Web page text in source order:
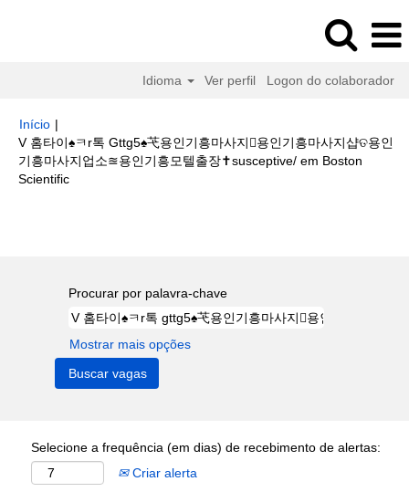
Idioma Ver perfil Logon do colaborador
Início |
V 홈타이♠ㅋr톡 Gttg5♠芅용인기흥마사지용인기흥마사지샵ତ용인
기흥마사지업소≊용인기흥모텔출장✝susceptive/ em Boston
Scientific(página
Procurar por palavra-chave
Mostrar mais opções
Selecione a frequência (em dias) de recebimento de alertas:
Criar alerta